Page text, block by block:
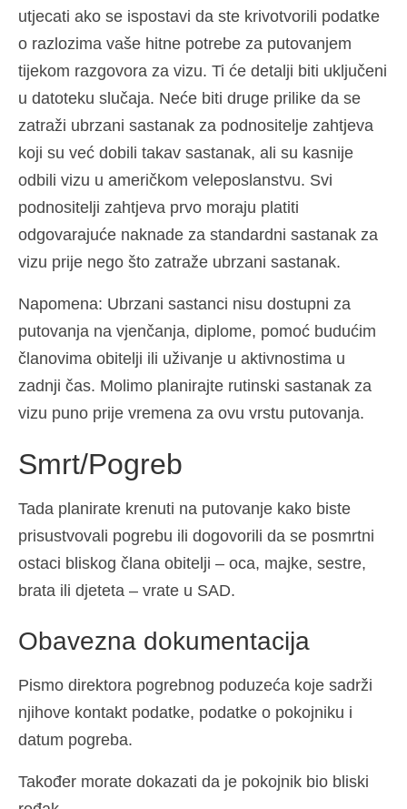
utjecati ako se ispostavi da ste krivotvorili podatke
o razlozima vaše hitne potrebe za putovanjem
tijekom razgovora za vizu. Ti će detalji biti uključeni
u datoteku slučaja. Neće biti druge prilike da se
zatraži ubrzani sastanak za podnositelje zahtjeva
koji su već dobili takav sastanak, ali su kasnije
odbili vizu u američkom veleposlanstvu. Svi
podnositelji zahtjeva prvo moraju platiti
odgovarajuće naknade za standardni sastanak za
vizu prije nego što zatraže ubrzani sastanak.
Napomena: Ubrzani sastanci nisu dostupni za
putovanja na vjenčanja, diplome, pomoć budućim
članovima obitelji ili uživanje u aktivnostima u
zadnji čas. Molimo planirajte rutinski sastanak za
vizu puno prije vremena za ovu vrstu putovanja.
Smrt/Pogreb
Tada planirate krenuti na putovanje kako biste
prisustvovali pogrebu ili dogovorili da se posmrtni
ostaci bliskog člana obitelji – oca, majke, sestre,
brata ili djeteta – vrate u SAD.
Obavezna dokumentacija
Pismo direktora pogrebnog poduzeća koje sadrži
njihove kontakt podatke, podatke o pokojniku i
datum pogreba.
Također morate dokazati da je pokojnik bio bliski